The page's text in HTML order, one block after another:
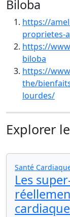
Biloba
https://
proprietes-
https://
biloba
https://
the/
lourdes/
Explorer
Santé
Les